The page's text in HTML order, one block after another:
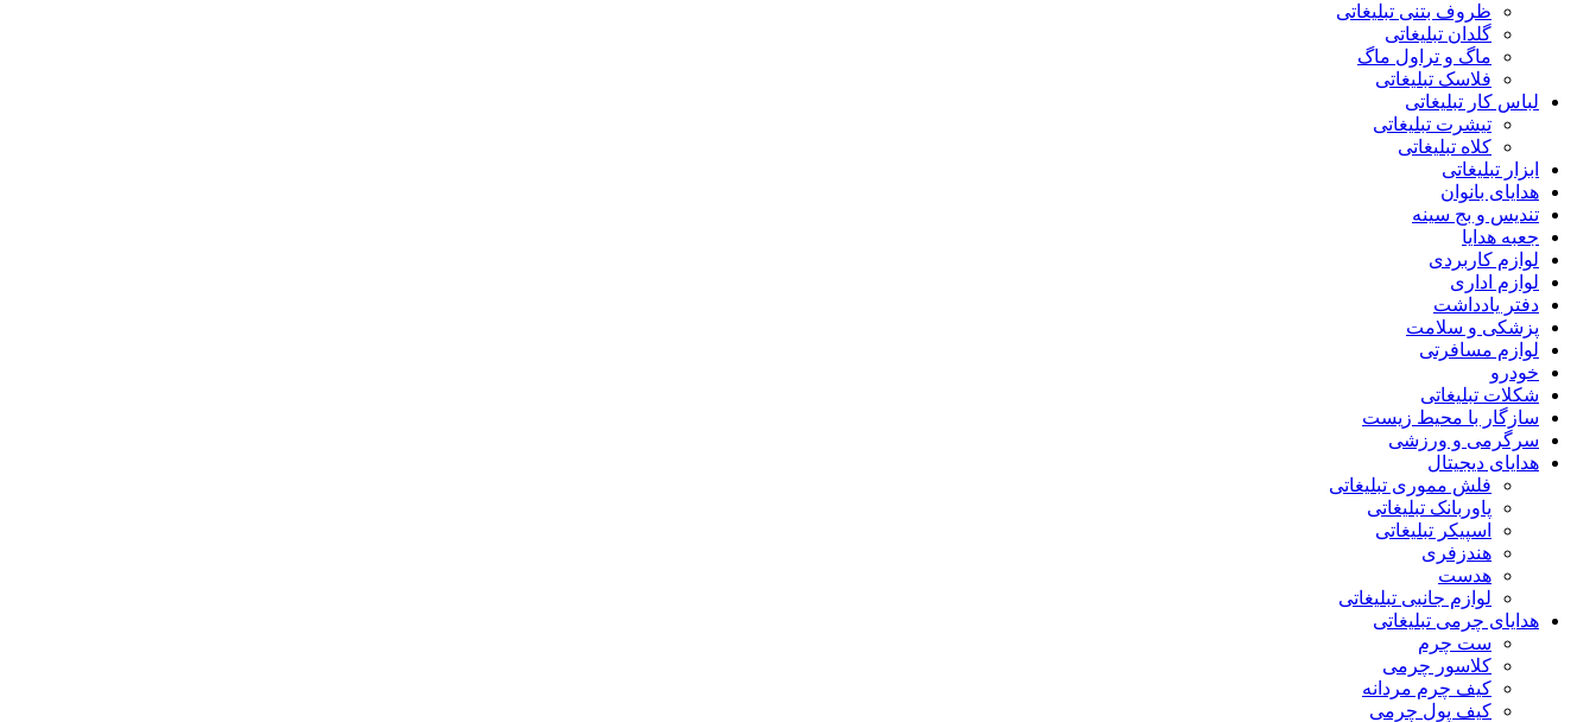
ظروف بتنی تبلیغاتی
گلدان تبلیغاتی
ماگ و تراول ماگ
فلاسک تبلیغاتی
لباس کار تبلیغاتی
تیشرت تبلیغاتی
کلاه تبلیغاتی
ابزار تبلیغاتی
هدایای بانوان
تندیس و بج سینه
جعبه هدایا
لوازم کاربردی
لوازم اداری
دفتر یادداشت
پزشکی و سلامت
لوازم مسافرتی
خودرو
شکلات تبلیغاتی
سازگار با محیط زیست
سرگرمی و ورزشی
هدایای دیجیتال
فلش مموری تبلیغاتی
پاوربانک تبلیغاتی
اسپیکر تبلیغاتی
هندزفری
هدست
لوازم جانبی تبلیغاتی
هدایای چرمی تبلیغاتی
ست چرم
کلاسور چرمی
کیف چرم مردانه
کیف پول چرمی